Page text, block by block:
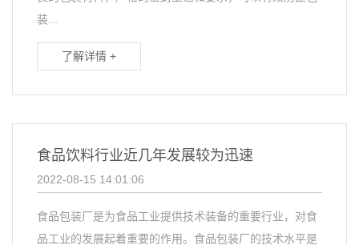
装...
了解详情 +
食品饮料行业近几年发展较为迅速
2022-08-15 14:01:06
食品包装厂是为食品工业提供技术装备的重要行业，对食
品工业的发展起着重要的作用。食品包装厂的技术水平是